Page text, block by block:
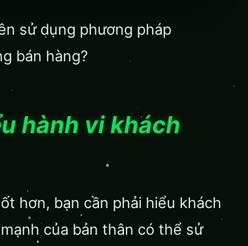
sử dụng phương pháp
bán hàng?
hành vi khách
hơn, bạn cần phải hiểu khách
của bản thân có thể sử